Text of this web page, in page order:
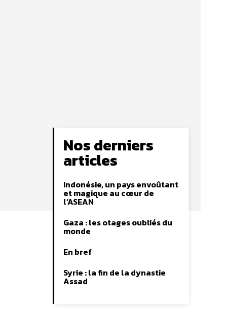
Nos derniers
articles
Indonésie, un pays envoûtant
et magique au cœur de
l’ASEAN
Gaza : les otages oubliés du
monde
En bref
Syrie : la fin de la dynastie
Assad